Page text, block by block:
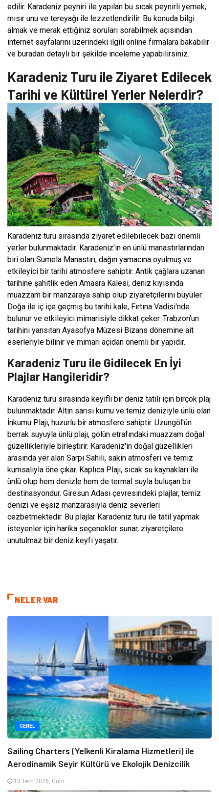
edilir. Karadeniz peyniri ile yapılan bu sıcak peynirli yemek,
mısır unu ve tereyağı ile lezzetlendirilir. Bu konuda bilgi
almak ve merak ettiğiniz soruları sorabilmek açısından
internet sayfalarını üzerindeki ilgili online firmalara bakabilir
ve buradan detaylı bir şekilde inceleme yapabilirsiniz.
Karadeniz Turu ile Ziyaret Edilecek
Tarihi ve Kültürel Yerler Nelerdir?
Karadeniz turu sırasında ziyaret edilebilecek bazı önemli
yerler bulunmaktadır. Karadeniz'in en ünlü manastırlarından
biri olan Sumela Manastırı, dağın yamacına oyulmuş ve
etkileyici bir tarihi atmosfere sahiptir. Antik çağlara uzanan
tarihine şahitlik eden Amasra Kalesi, deniz kıyısında
muazzam bir manzaraya sahip olup ziyaretçilerini büyüler.
Doğa ile iç içe geçmiş bu tarihi kale, Fırtına Vadisi'nde
bulunur ve etkileyici mimarisiyle dikkat çeker. Trabzon'un
tarihini yansıtan Ayasofya Müzesi Bizans dönemine ait
eserleriyle bilinir ve mimari açıdan önemli bir yapıdır.
Karadeniz Turu ile Gidilecek En İyi
Plajlar Hangileridir?
Karadeniz turu sırasında keyifli bir deniz tatili için birçok plaj
bulunmaktadır. Altın sarısı kumu ve temiz deniziyle ünlü olan
İnkumu Plajı, huzurlu bir atmosfere sahiptir. Uzungöl'ün
berrak suyuyla ünlü plajı, gölün etrafındaki muazzam doğal
güzellikleriyle birleştirir. Karadeniz'in doğal güzellikleri
arasında yer alan Sarpi Sahili, sakin atmosferi ve temiz
kumsalıyla öne çıkar. Kaplıca Plajı, sıcak su kaynakları ile
ünlü olup hem denizle hem de termal suyla buluşan bir
destinasyondur. Giresun Adası çevresindeki plajlar, temiz
denizi ve eşsiz manzarasıyla deniz severleri
cezbetmektedir. Bu plajlar Karadeniz turu ile tatil yapmak
isteyenler için harika seçenekler sunar, ziyaretçilere
unutulmaz bir deniz keyfi yaşatır.
NELER VAR
GENEL
Sailing Charters (Yelkenli Kiralama Hizmetleri) ile
Aerodinamik Seyir Kültürü ve Ekolojik Denizcilik
10 Tem 2026, Cum